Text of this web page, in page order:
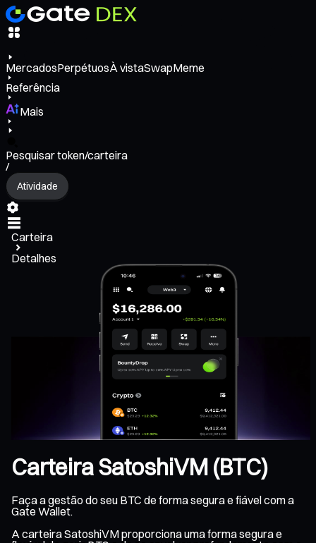
MercadosPerpétuosÀ vistaSwapMeme
Referência
Mais
Pesquisar token/carteira
/
Atividade
Carteira
Detalhes
Carteira SatoshiVM (BTC)
Faça a gestão do seu BTC de forma segura e fiável com a
Gate Wallet.
A carteira SatoshiVM proporciona uma forma segura e